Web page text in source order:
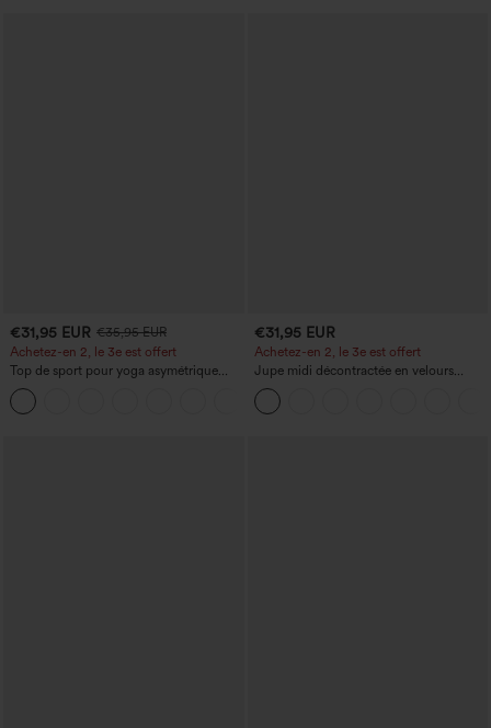
€31,95 EUR €35,95 EUR
Achetez-en 2, le 3e est offert
Top de sport pour yoga asymétrique
(une épaule) à manches longues avec
ouverture pour le pouce, ourlet arrondi
haut-bas, séchage rapide, soutien-gorge
€31,95 EUR
Achetez-en 2, le 3e est offert
Jupe midi décontractée en velours
côtelé, taille mi-haute, poches avant
latérales à rabat